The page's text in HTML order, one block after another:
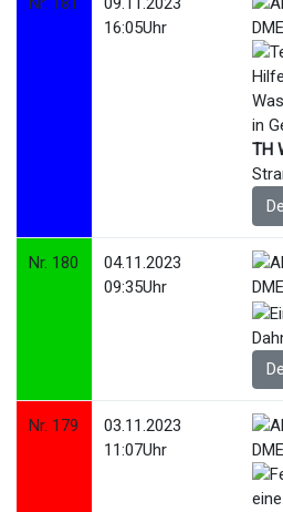
16:05Uhr
TH
Nr. 180
04.11.2023
09:35Uhr
Nr. 179
03.11.2023
11:07Uhr